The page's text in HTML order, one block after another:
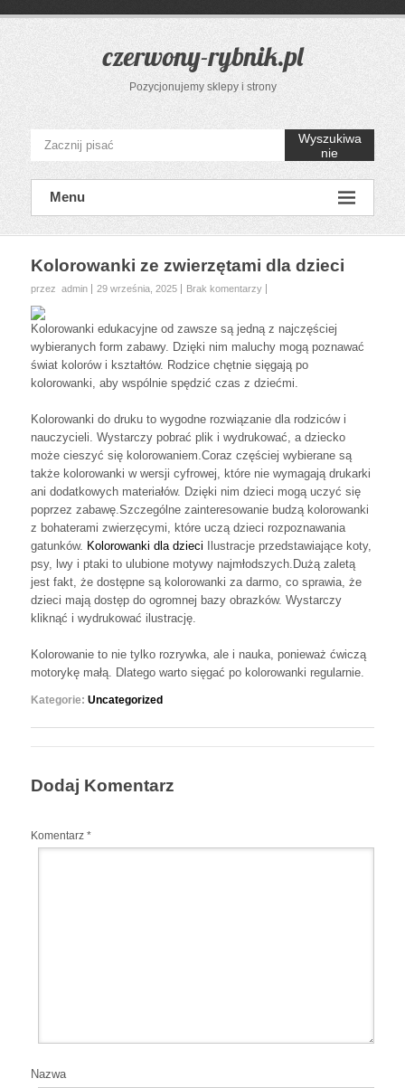
czerwony-rybnik.pl
Pozycjonujemy sklepy i strony
Wyszukiwa
nie
Menu
Kolorowanki ze zwierzętami dla dzieci
przez admin 29 września, 2025 Brak komentarzy
Kolorowanki edukacyjne od zawsze są jedną z najczęściej
wybieranych form zabawy. Dzięki nim maluchy mogą poznawać
świat kolorów i kształtów. Rodzice chętnie sięgają po
kolorowanki, aby wspólnie spędzić czas z dziećmi.
Kolorowanki do druku to wygodne rozwiązanie dla rodziców i
nauczycieli. Wystarczy pobrać plik i wydrukować, a dziecko
może cieszyć się kolorowaniem.Coraz częściej wybierane są
także kolorowanki w wersji cyfrowej, które nie wymagają drukarki
ani dodatkowych materiałów. Dzięki nim dzieci mogą uczyć się
poprzez zabawę.Szczególne zainteresowanie budzą kolorowanki
z bohaterami zwierzęcymi, które uczą dzieci rozpoznawania
gatunków. Kolorowanki dla dzieci Ilustracje przedstawiające koty,
psy, lwy i ptaki to ulubione motywy najmłodszych.Dużą zaletą
jest fakt, że dostępne są kolorowanki za darmo, co sprawia, że
dzieci mają dostęp do ogromnej bazy obrazków. Wystarczy
kliknąć i wydrukować ilustrację.
Kolorowanie to nie tylko rozrywka, ale i nauka, ponieważ ćwiczą
motorykę małą. Dlatego warto sięgać po kolorowanki regularnie.
Kategorie: Uncategorized
Dodaj Komentarz
Komentarz *
Nazwa